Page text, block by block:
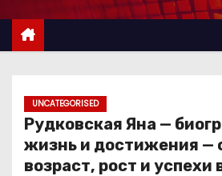
с
UNCATEGORISED
Рудковская Яна —
жизнь и достижения —
возраст, рост и успехи